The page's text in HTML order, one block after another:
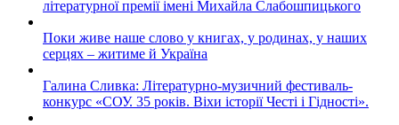
літературної премії імені Михайла Слабошпицького
Поки живе наше слово у книгах, у родинах, у наших
серцях – житиме й Україна
Галина Сливка: Літературно-музичний фестиваль-
конкурс «СОУ. 35 років. Віхи історії Честі і Гідності».